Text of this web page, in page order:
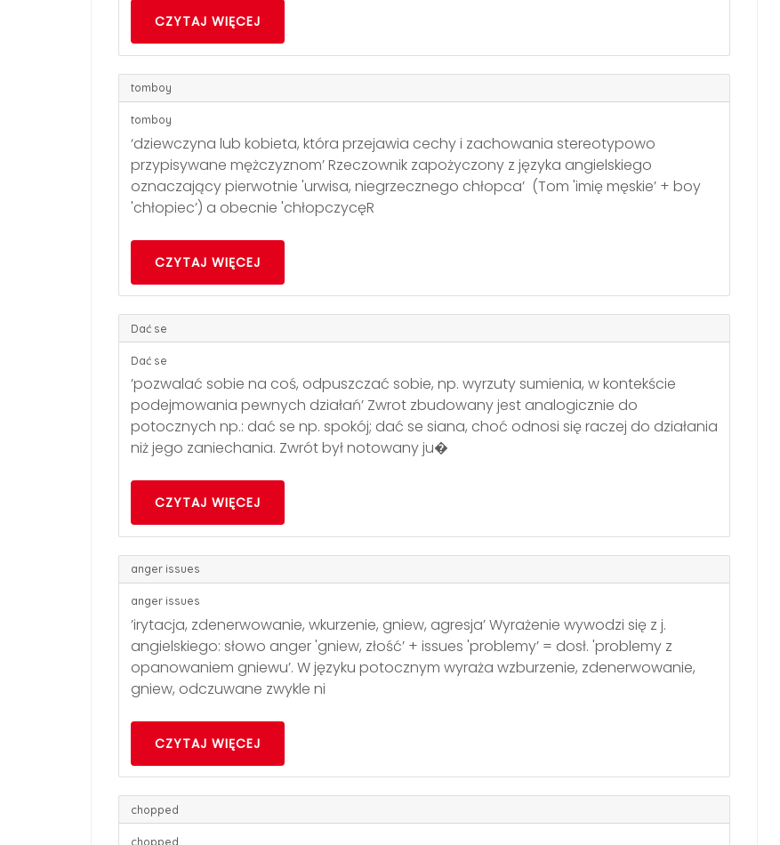
CZYTAJ WIĘCEJ
tomboy
tomboy
‘dziewczyna lub kobieta, która przejawia cechy i zachowania stereotypowo
przypisywane mężczyznom’ Rzeczownik zapożyczony z języka angielskiego
oznaczający pierwotnie 'urwisa, niegrzecznego chłopca’ (Tom 'imię męskie’ + boy
'chłopiec’) a obecnie 'chłopczycęR
CZYTAJ WIĘCEJ
Dać se
Dać se
’pozwalać sobie na coś, odpuszczać sobie, np. wyrzuty sumienia, w kontekście
podejmowania pewnych działań’ Zwrot zbudowany jest analogicznie do
potocznych np.: dać se np. spokój; dać se siana, choć odnosi się raczej do działania
niż jego zaniechania. Zwrót był notowany ju�
CZYTAJ WIĘCEJ
anger issues
anger issues
’irytacja, zdenerwowanie, wkurzenie, gniew, agresja’ Wyrażenie wywodzi się z j.
angielskiego: słowo anger 'gniew, złość’ + issues 'problemy’ = dosł. 'problemy z
opanowaniem gniewu’. W języku potocznym wyraża wzburzenie, zdenerwowanie,
gniew, odczuwane zwykle ni
CZYTAJ WIĘCEJ
chopped
chopped